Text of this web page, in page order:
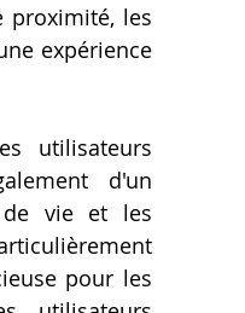
proximité, les
expérience
utilisateurs
d'un
de vie et les
pour les